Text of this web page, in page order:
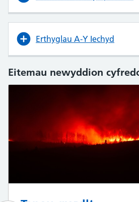
Erthyglau A-Y Iechyd
Eitemau newyddion